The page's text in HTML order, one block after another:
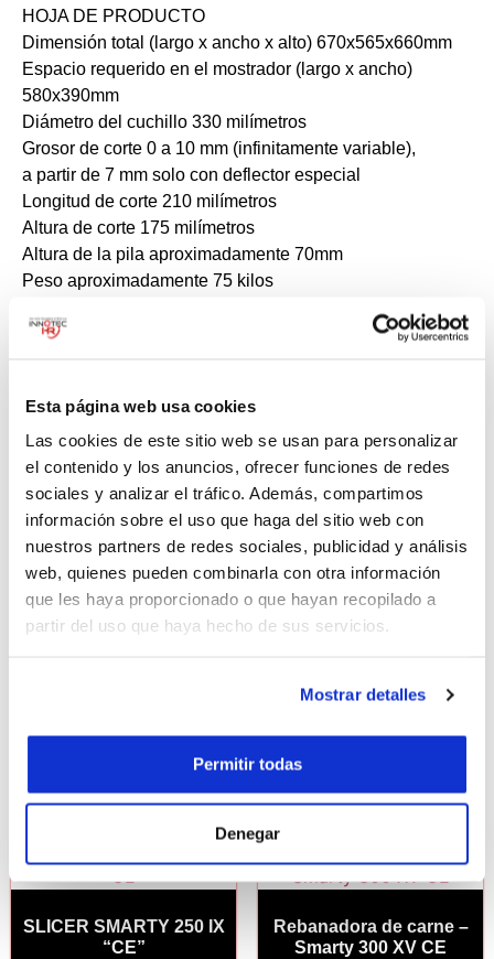
Esta página web usa cookies
Las cookies de este sitio web se usan para personalizar
el contenido y los anuncios, ofrecer funciones de redes
sociales y analizar el tráfico. Además, compartimos
información sobre el uso que haga del sitio web con
nuestros partners de redes sociales, publicidad y análisis
web, quienes pueden combinarla con otra información
que les haya proporcionado o que hayan recopilado a
partir del uso que haya hecho de sus servicios.
Mostrar detalles
Permitir todas
Denegar
HOJA DE PRODUCTO
Dimensión total (largo x ancho x alto) 670x565x660mm
Espacio requerido en el mostrador (largo x ancho)
580x390mm
Diámetro del cuchillo 330 milímetros
Grosor de corte 0 a 10 mm (infinitamente variable),
a partir de 7 mm solo con deflector especial
Longitud de corte 210 milímetros
Altura de corte 175 milímetros
Altura de la pila aproximadamente 70mm
Peso aproximadamente 75 kilos
Voltaje Trifásico o monofásico, voltaje y ciclos según
Nivel de sonido <70dB (A) Dispositivo de afilado es
removible
55 6233 9171
Productos relacionados
SLICER SMARTY 250 IX
“CE”
Rebanadora de carne –
Smarty 300 XV CE